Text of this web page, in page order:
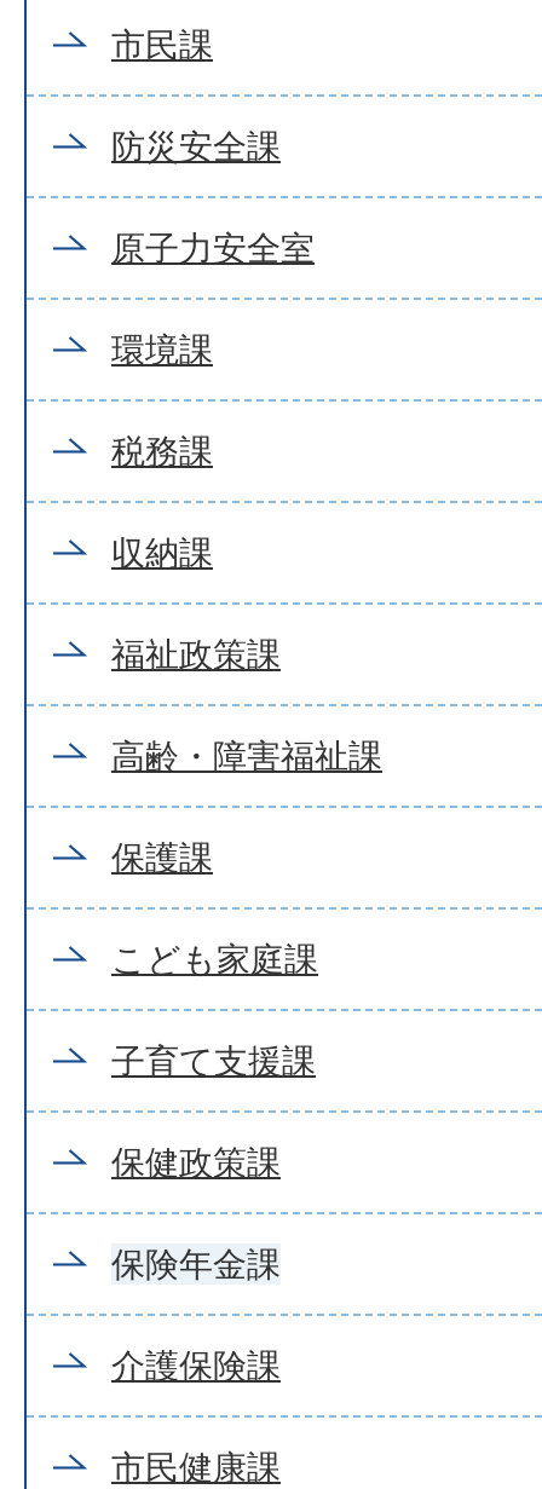
市民課
防災安全課
原子力安全室
環境課
税務課
収納課
福祉政策課
高齢・障害福祉課
保護課
こども家庭課
子育て支援課
保健政策課
保険年金課
介護保険課
市民健康課